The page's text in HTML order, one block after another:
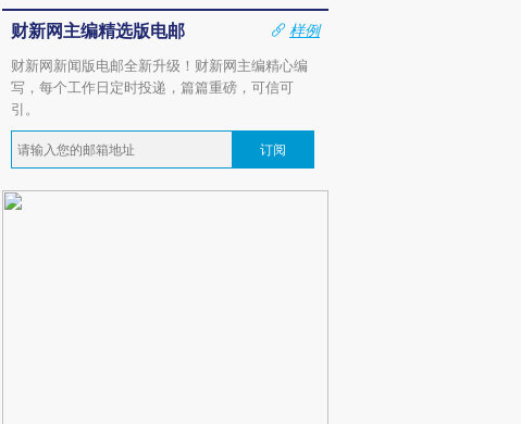
财新网主编精选版电邮
样例
财新网新闻版电邮全新升级！财新网主编精心编
写，每个工作日定时投递，篇篇重磅，可信可
引。
订阅